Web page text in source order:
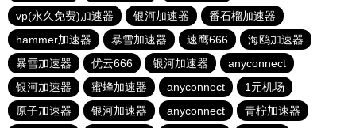
vp(永久免费)加速器
银河加速器
番石榴加速器
hammer加速器
暴雪加速器 速鹰666
海鸥加速器
暴雪加速器
优云666 银河加速器
anyconnect
银河加速器
蜜蜂加速器 anyconnect
1元机场
原子加速器
银河加速器 anyconnect 青柠加速器